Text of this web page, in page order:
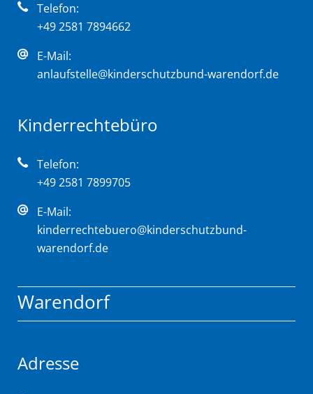
Telefon:
+49 2581 7894662
E-Mail:
anlaufstelle@kinderschutzbund-warendorf.de
Kinderrechtebüro
Telefon:
+49 2581 7899705
E-Mail:
kinderrechtebuero@kinderschutzbund-
warendorf.de
Warendorf
Adresse